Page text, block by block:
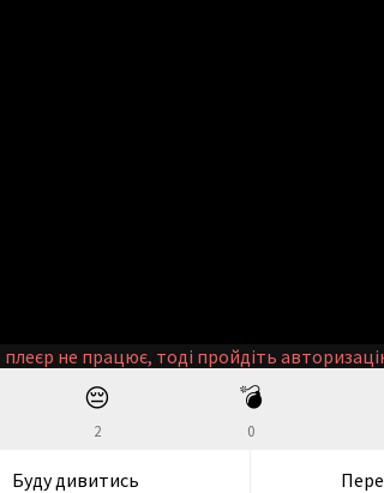
не працює, тоді пройдіть
😔
2
💣
0
Буду дивитись